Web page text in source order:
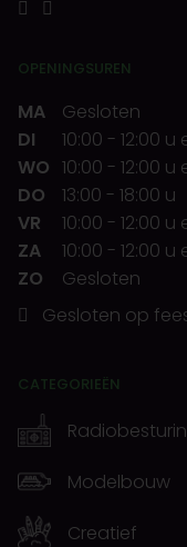
OPENINGSUREN
MA
Gesloten
DI
10:00 - 12:00 u
WO 10:00 - 12:00 u
DO
13:00 - 18:00 u
VR
10:00 - 12:00 u
ZA
10:00 - 12:00 u
ZO
Gesloten
Gesloten op
CATEGORIEËN
Modelbouw
Creatief